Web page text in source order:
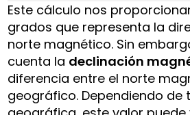
Este cálculo nos
grados que representa la
norte magnético. Sin
cuenta la declinación
diferencia entre el norte
geográfico. Dependiendo de